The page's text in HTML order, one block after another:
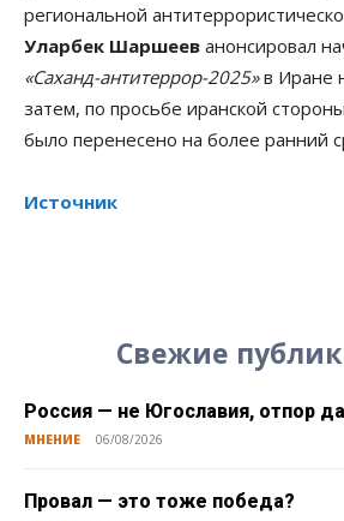
региональной
Уларбек Шаршеев анонсировал
«Саханд-антитеррор-2025»в Иране
затем, по просьбе иранской
было перенесено на более ранний
Источник
Свежие
Россия — не Югославия, отпор
МНЕНИЕ 06/08/2026
Провал — это тоже победа?